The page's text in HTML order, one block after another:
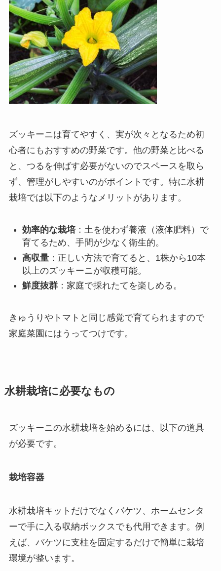
ズッキーニは育てやすく、実が次々となるため初
心者にもおすすめの野菜です。他の野菜と比べる
と、つるを伸ばす必要がないのでスペースを取ら
ず、管理がしやすいのがポイントです。特に水耕
栽培では以下のようなメリットがあります。
効率的な栽培：土を使わず養液（液体肥料）で
育てるため、手間が少なく衛生的。
高収量：正しい方法で育てると、1株から10本
以上のズッキーニが収穫可能。
鮮度抜群：家庭で採れたてを楽しめる。
きゅうりやトマトと同じ感覚で育てられますので
家庭菜園にはうってつけです。
水耕栽培に必要なもの
ズッキーニの水耕栽培を始めるには、以下の道具
が必要です。
栽培容器
水耕栽培キットだけでなくバケツ、ホームセンタ
ーで手に入る収納ボックスでも代用できます。例
えば、バケツに支柱を固定するだけで簡単に栽培
環境が整います。